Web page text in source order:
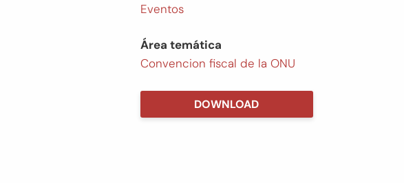
Eventos
Área temática
Convencion fiscal de la ONU
DOWNLOAD